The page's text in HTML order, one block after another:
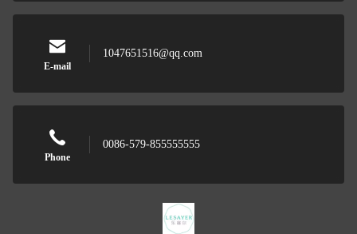
E-mail
1047651516@qq.com
Phone
0086-579-855555555